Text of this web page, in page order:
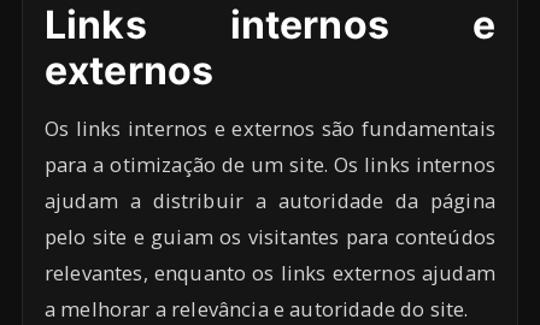
Links internos e
externos
Os links internos e externos são fundamentais
para a otimização de um site. Os links internos
ajudam a distribuir a autoridade da página
pelo site e guiam os visitantes para conteúdos
relevantes, enquanto os links externos ajudam
a melhorar a relevância e autoridade do site.